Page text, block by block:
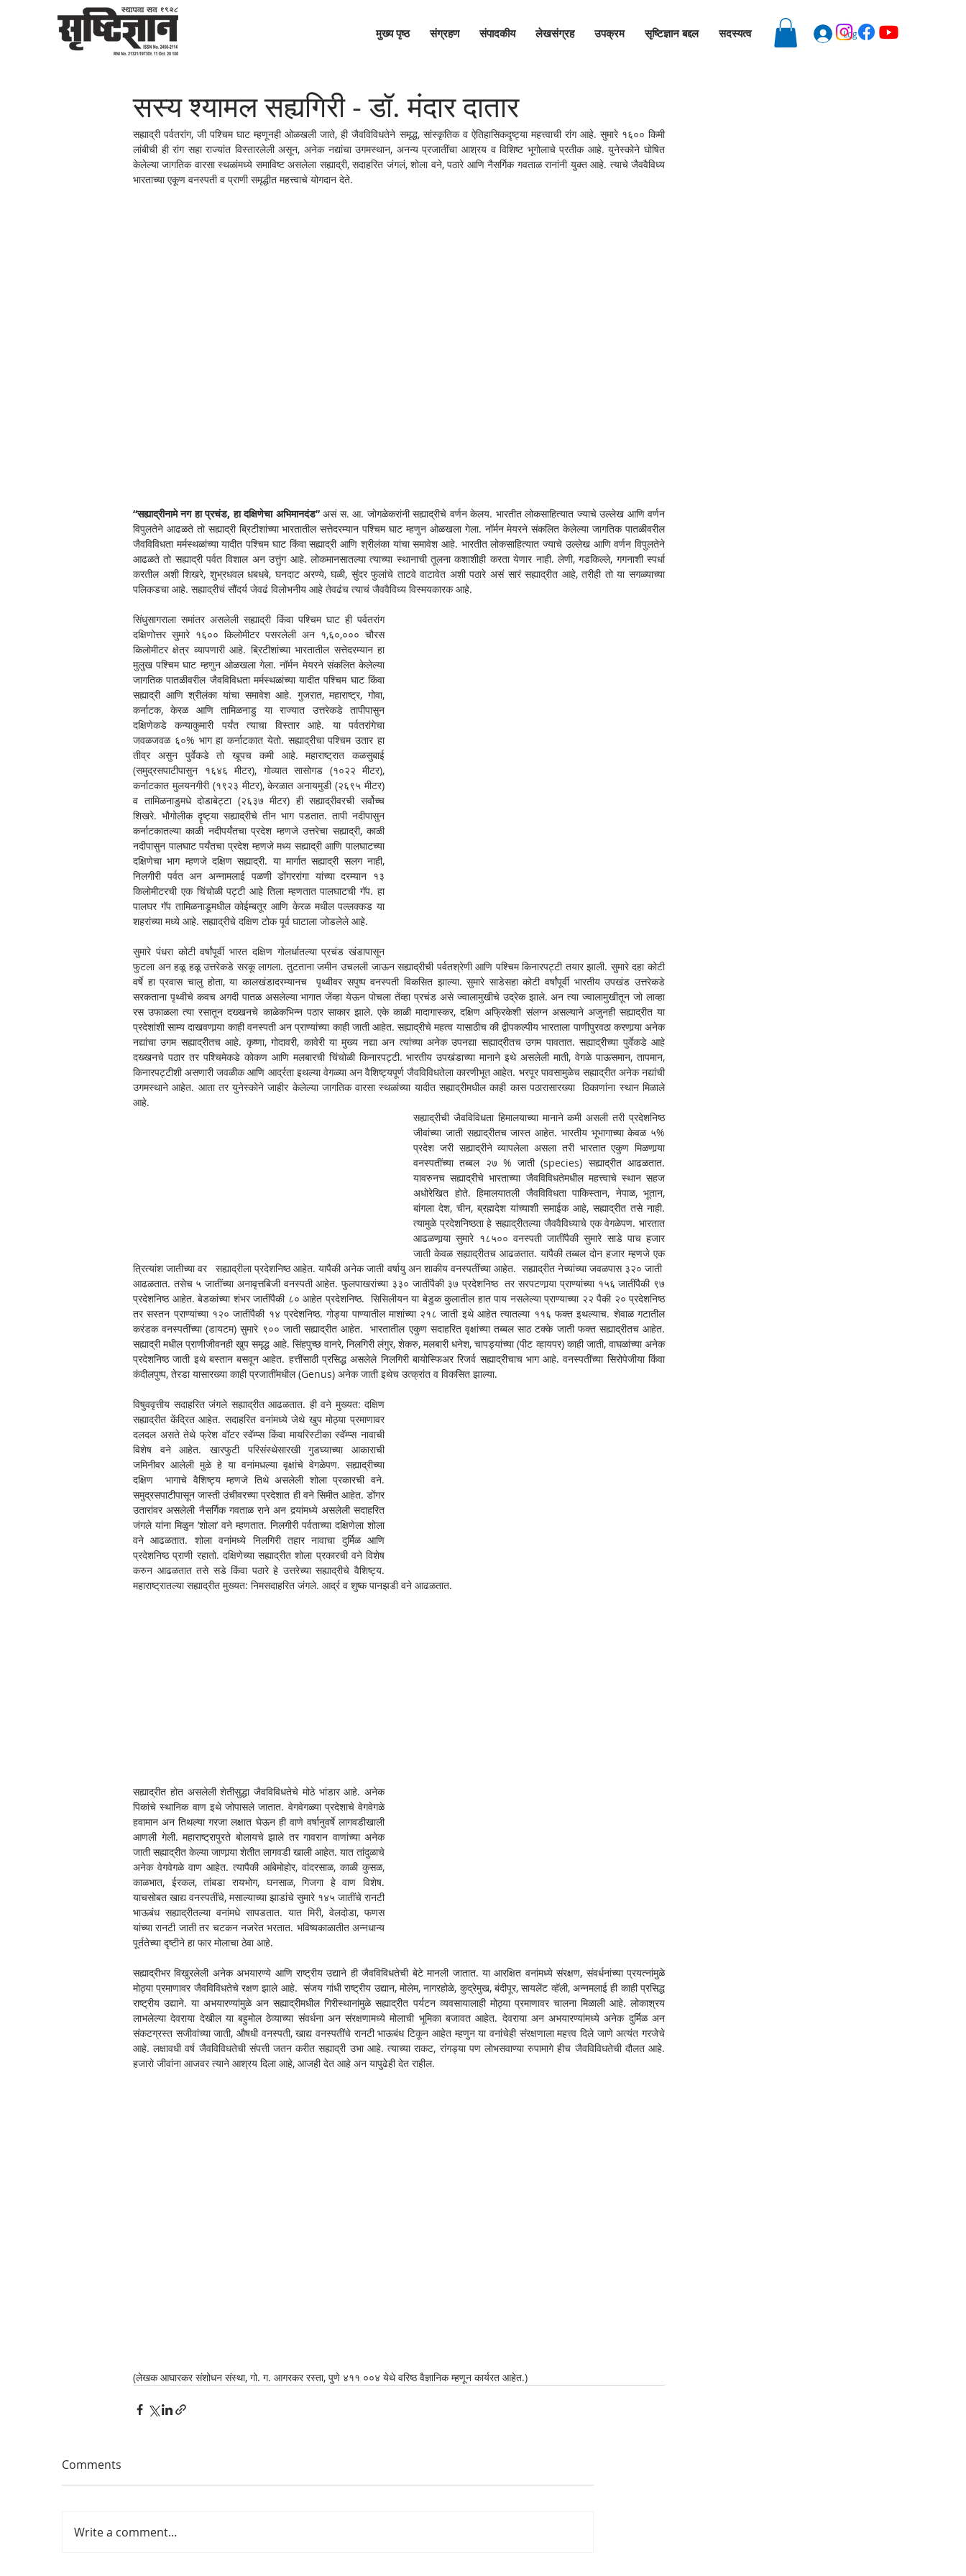
मुख्य पृष्ठ संग्रहण संपादकीय लेखसंग्रह उपक्रम सृष्टिज्ञान बद्दल सदस्यत्व Log In
सस्य श्यामल सह्यगिरी - डॉ. मंदार दातार
सह्याद्री पर्वतरांग, जी पश्चिम घाट म्हणूनही ओळखली जाते, ही जैवविविधतेने समृद्ध, सांस्कृतिक व ऐतिहासिकदृष्ट्या महत्त्वाची रांग आहे. सुमारे १६०० किमी
लांबीची ही रांग सहा राज्यांत विस्तारलेली असून, अनेक नद्यांचा उगमस्थान, अनन्य प्रजातींचा आश्रय व विशिष्ट भूगोलाचे प्रतीक आहे. युनेस्कोने घोषित
केलेल्या जागतिक वारसा स्थळांमध्ये समाविष्ट असलेला सह्याद्री, सदाहरित जंगलं, शोला वने, पठारे आणि नैसर्गिक गवताळ रानांनी युक्त आहे. त्याचे जैववैविध्य
भारताच्या एकूण वनस्पती व प्राणी समृद्धीत महत्त्वाचे योगदान देते.
“सह्याद्रीनामे नग हा प्रचंड, हा दक्षिणेचा अभिमानदंड” असं स. आ. जोगळेकरांनी सह्याद्रीचे वर्णन केलय. भारतीत लोकसाहित्यात ज्याचे उल्लेख आणि वर्णन
विपुलतेने आढळते तो सह्याद्री ब्रिटीशांच्या भारतातील सत्तेदरम्यान पश्चिम घाट म्हणुन ओळखला गेला. नॉर्मन मेयरने संकलित केलेल्या जागतिक पातळीवरील
जैवविविधता मर्मस्थळांच्या यादीत पश्चिम घाट किंवा सह्याद्री आणि श्रीलंका यांचा समावेश आहे. भारतीत लोकसाहित्यात ज्याचे उल्लेख आणि वर्णन विपुलतेने
आढळते तो सह्याद्री पर्वत विशाल अन उत्तुंग आहे. लोकमानसातल्या त्याच्या स्थानाची तूलना कशाशीही करता येणार नाही. लेणी, गडकिल्ले, गगनाशी स्पर्धा
करतील अशी शिखरे, शुभ्रधवल धबधबे, घनदाट अरण्ये, घळी, सुंदर फुलांचे ताटवे वाटावेत अशी पठारे असं सारं सह्याद्रीत आहे, तरीही तो या सगळ्याच्या
पलिकडचा आहे. सह्याद्रीचं सौंदर्य जेवढं विलोभनीय आहे तेवढंच त्याचं जैववैविध्य विस्मयकारक आहे.
सिंधुसागराला समांतर असलेली सह्याद्री किंवा पश्चिम घाट ही पर्वतरांग
दक्षिणोत्तर सुमारे १६०० किलोमीटर पसरलेली अन १,६०,००० चौरस
किलोमीटर क्षेत्र व्यापणारी आहे. ब्रिटीशांच्या भारतातील सत्तेदरम्यान हा
मुलुख पश्चिम घाट म्हणुन ओळखला गेला. नॉर्मन मेयरने संकलित केलेल्या
जागतिक पातळीवरील जैवविविधता मर्मस्थळांच्या यादीत पश्चिम घाट किंवा
सह्याद्री आणि श्रीलंका यांचा समावेश आहे. गुजरात, महाराष्ट्र, गोवा,
कर्नाटक, केरळ आणि तामिळनाडु या राज्यात उत्तरेकडे तापीपासुन
दक्षिणेकडे कन्याकुमारी पर्यंत त्याचा विस्तार आहे. या पर्वतरांगेचा
जवळजवळ ६०% भाग हा कर्नाटकात येतो. सह्याद्रीचा पश्चिम उतार हा
तीव्र असुन पुर्वेकडे तो खूपच कमी आहे. महाराष्ट्रात कळसुबाई
(समुद्रसपाटीपासुन १६४६ मीटर), गोव्यात सासोगड (१०२२ मीटर),
कर्नाटकात मुलयनगीरी (१९२३ मीटर), केरळात अनायमुडी (२६९५ मीटर)
व तामिळनाडुमधे दोडाबेट्टा (२६३७ मीटर) ही सह्याद्रीवरची सर्वोच्च
शिखरे. भौगोलीक दॄष्ट्या सह्याद्रीचे तीन भाग पडतात. तापी नदीपासुन
कर्नाटकातल्या काळी नदीपर्यंतचा प्रदेश म्हणजे उत्तरेचा सह्याद्री, काळी
नदीपासुन पालघाट पर्यंतचा प्रदेश म्हणजे मध्य सह्याद्री आणि पालघाटच्या
दक्षिणेचा भाग म्हणजे दक्षिण सह्याद्री. या मार्गात सह्याद्री सलग नाही,
निलगीरी पर्वत अन अन्नामलाई पळणी डोंगररांगा यांच्या दरम्यान १३
किलोमीटरची एक चिंचोळी पट्टी आहे तिला म्हणतात पालघाटची गॅप. हा
पालघर गॅप तामिळनाडूमधील कोईम्बतूर आणि केरळ मधील पल्लक्कड या
शहरांच्या मध्ये आहे. सह्याद्रीचे दक्षिण टोक पूर्व घाटाला जोडलेले आहे.
सुमारे पंधरा कोटी वर्षांपूर्वी भारत दक्षिण गोलर्धातल्या प्रचंड खंडापासून
फुटला अन हळू हळू उत्तरेकडे सरकू लागला. तुटताना जमीन उचलली जाऊन सह्याद्रीची पर्वतश्रेणी आणि पश्चिम किनारपट्टी तयार झाली. सुमारे दहा कोटी
वर्षे हा प्रवास चालु होता, या कालखंडादरम्यानच  पृथ्वीवर सपुष्प वनस्पती विकसित झाल्या. सुमारे साडेसहा कोटी वर्षांपूर्वी भारतीय उपखंड उत्तरेकडे
सरकताना पृथ्वीचे कवच अगदी पातळ असलेल्या भागात जेंव्हा येऊन पोचला तेंव्हा प्रचंड असे ज्वालामुखीचे उद्रेक झाले. अन त्या ज्वालामुखीतून जो लाव्हा
रस उफाळला त्या रसातून दख्खनचे काळेकभिन्न पठार साकार झाले. एके काळी मादागास्कर, दक्षिण अफ्रिकेशी संलग्न असल्याने अजुनही सह्याद्रीत या
प्रदेशांशी साम्य दाखवणार्‍या काही वनस्पती अन प्राण्यांच्या काही जाती आहेत. सह्याद्रीचे महत्व यासाठीच की द्वीपकल्पीय भारताला पाणीपुरवठा करणार्‍या अनेक
नद्यांचा उगम सह्याद्रीतच आहे. कृष्णा, गोदावरी, कावेरी या मुख्य नद्या अन त्यांच्या अनेक उपनद्या सह्याद्रीतच उगम पावतात. सह्याद्रीच्या पुर्वेकडे आहे
दख्खनचे पठार तर पश्चिमेकडे कोकण आणि मलबारची चिंचोळी किनारपट्टी. भारतीय उपखंडाच्या मानाने इथे असलेली माती, वेगळे पाऊसमान, तापमान,
किनारपट्टीशी असणारी जवळीक आणि आर्द्रता इथल्या वेगळ्या अन वैशिष्ट्यपूर्ण जैवविविधतेला कारणीभूत आहेत. भरपूर पावसामुळेच सह्याद्रीत अनेक नद्यांची
उगमस्थाने आहेत. आता तर युनेस्कोने जाहीर केलेल्या जागतिक वारसा स्थळांच्या यादीत सह्याद्रीमधील काही कास पठारासारख्या  ठिकाणांना स्थान मिळाले
आहे.
सह्याद्रीची जैवविविधता हिमालयाच्या मानाने कमी असली तरी प्रदेशनिष्ठ
जीवांच्या जाती सह्याद्रीतच जास्त आहेत. भारतीय भूभागाच्या केवळ ५%
प्रदेश जरी सह्याद्रीने व्यापलेला असला तरी भारतात एकुण मिळणार्‍या
वनस्पतींच्या तब्बल २७ % जाती (species) सह्याद्रीत आढळतात.
यावरुनच सह्याद्रीचे भारताच्या जैवविविधतेमधील महत्त्वाचे स्थान सहज
अधोरेखित होते. हिमालयातली जैवविविधता पाकिस्तान, नेपाळ, भूतान,
बांगला देश, चीन, ब्रह्मदेश यांच्याशी समाईक आहे, सह्याद्रीत तसे नाही.
त्यामुळे प्रदेशनिष्ठता हे सह्याद्रीतल्या जैववैविध्याचे एक वेगळेपण. भारतात
आढळणार्‍या सुमारे १८५०० वनस्पती जातींपैकी सुमारे साडे पाच हजार
जाती केवळ सह्याद्रीतच आढळतात. यापैकी तब्बल दोन हजार म्हणजे एक
त्रित्यांश जातीच्या वर   सह्याद्रीला प्रदेशनिष्ठ आहेत. यापैकी अनेक जाती वर्षायु अन शाकीय वनस्पतींच्या आहेत.  सह्याद्रीत नेच्यांच्या जवळपास ३२० जाती
आढळतात. तसेच ५ जातींच्या अनावृत्तबिजी वनस्पती आहेत. फुलपाखरांच्या ३३० जातींपैकी ३७ प्रदेशनिष्ठ  तर सरपटणार्‍या प्राण्यांच्या १५६ जातींपैकी ९७
प्रदेशनिष्ठ आहेत. बेडकांच्या शंभर जातींपैकी ८० आहेत प्रदेशनिष्ठ.  सिसिलीयन या बेडुक कुलातील हात पाय नसलेल्या प्राण्याच्या २२ पैकी २० प्रदेशनिष्ठ
तर सस्तन प्राण्यांच्या १२० जातींपैकी १४ प्रदेशनिष्ठ. गोड्या पाण्यातील माशांच्या २१८ जाती इथे आहेत त्यातल्या ११६ फक्त इथल्याच. शेवाळ गटातील
करंडक वनस्पतींच्या (डायटम) सुमारे ९०० जाती सह्याद्रीत आहेत.  भारतातील एकुण सदाहरित वृक्षांच्या तब्बल साठ टक्के जाती फक्त सह्याद्रीतच आहेत.
सह्याद्री मधील प्राणीजीवनही खुप समृद्ध आहे. सिंहपुच्छ वानरे, निलगिरी लंगुर, शेकरु, मलबारी धनेश, चापड्यांच्या (पीट व्हायपर) काही जाती, वाघळांच्या अनेक
प्रदेशनिष्ठ जाती इथे बस्तान बसवून आहेत. हत्तींसाठी प्रसिद्ध असलेले निलगिरी बायोस्फिअर रिजर्व सह्याद्रीचाच भाग आहे. वनस्पतींच्या सिरोपेजीया किंवा
कंदीलपुष्प, तेरडा यासारख्या काही प्रजातींमधील (Genus) अनेक जाती इथेच उत्क्रांत व विकसित झाल्या.
विषुववृत्तीय सदाहरित जंगले सह्याद्रीत आढळतात. ही वने मुख्यत: दक्षिण
सह्याद्रीत केंद्रित आहेत. सदाहरित वनांमध्ये जेथे खुप मोठ्या प्रमाणावर
दलदल असते तेथे फ्रेश वॉटर स्वॅम्प्स किंवा मायरिस्टीका स्वॅम्प्स नावाची
विशेष वने आहेत. खारफुटी परिसंस्थेसारखी गुडघ्याच्या आकाराची
जमिनीवर आलेली मुळे हे या वनांमधल्या वृक्षांचे वेगळेपण. सह्याद्रीच्या
दक्षिण  भागाचे वैशिष्ट्य म्हणजे तिथे असलेली शोला प्रकारची वने.
समुद्रसपाटीपासून जास्ती उंचीवरच्या प्रदेशात ही वने सिमीत आहेत. डोंगर
उतारांवर असलेली नैसर्गिक गवताळ राने अन दर्‍यांमध्ये असलेली सदाहरित
जंगले यांना मिळुन ’शोला’ वने म्हणतात. निलगीरी पर्वताच्या दक्षिणेला शोला
वने आढळतात. शोला वनांमध्ये निलगिरी तहार नावाचा दुर्मिळ आणि
प्रदेशनिष्ठ प्राणी रहातो. दक्षिणेच्या सह्याद्रीत शोला प्रकारची वने विशेष
करुन आढळतात तसे सडे किंवा पठारे हे उत्तरेच्या सह्याद्रीचे वैशिष्ट्य.
महाराष्ट्रातल्या सह्याद्रीत मुख्यत: निमसदाहरित जंगले. आर्द्र व शुष्क पानझडी वने आढळतात.
सह्याद्रीत होत असलेली शेतीसुद्धा जैवविविधतेचे मोठे भांडार आहे. अनेक
पिकांचे स्थानिक वाण इथे जोपासले जातात. वेगवेगळ्या प्रदेशाचे वेगवेगळे
हवामान अन तिथल्या गरजा लक्षात घेऊन ही वाणे वर्षानुवर्षे लागवडीखाली
आणली गेली. महाराष्ट्रापुरते बोलायचे झाले तर गावरान वाणांच्या अनेक
जाती सह्याद्रीत केल्या जाणार्‍या शेतीत लागवडी खाली आहेत. यात तांदुळाचे
अनेक वेगवेगळे वाण आहेत. त्यापैकी आंबेमोहोर, वांदरसाळ, काळी कुसळ,
काळभात, ईरकल, तांबडा रायभोग, घनसाळ, गिजगा हे वाण विशेष.
याचसोबत खाद्य वनस्पतींचे, मसाल्याच्या झाडांचे सुमारे १४५ जातींचे रानटी
भाऊबंध सह्याद्रीतल्या वनांमधे सापडतात. यात मिरी, वेलदोडा, फणस
यांच्या रानटी जाती तर चटकन नजरेत भरतात. भविष्यकाळातीत अन्नधान्य
पूर्ततेच्या दृष्टीने हा फार मोलाचा ठेवा आहे.
सह्याद्रीभर विखुरलेली अनेक अभयारण्ये आणि राष्ट्रीय उद्याने ही जैवविविधतेची बेटे मानली जातात. या आरक्षित वनांमध्ये संरक्षण, संवर्धनांच्या प्रयत्नांमुळे
मोठ्या प्रमाणावर जैवविविधतेचे रक्षण झाले आहे.  संजय गांधी राष्ट्रीय उद्यान, मोलेम, नागरहोळे, कुद्रेमुख, बंदीपूर, सायलेंट व्हॅली, अन्नमलाई ही काही प्रसिद्ध
राष्ट्रीय उद्याने. या अभयारण्यांमुळे अन सह्याद्रीमधील गिरीस्थानांमुळे सह्याद्रीत पर्यटन व्यवसायालाही मोठ्या प्रमाणावर चालना मिळाली आहे. लोकाश्रय
लाभलेल्या देवराया देखील या बहुमोल ठेव्याच्या संवर्धना अन संरक्षणामध्ये मोलाची भूमिका बजावत आहेत. देवराया अन अभयारण्यांमध्ये अनेक दुर्मिळ अन
संकटग्रस्त सजीवांच्या जाती, औषधी वनस्पती, खाद्य वनस्पतींचे रानटी भाऊबंध टिकून आहेत म्हणुन या वनांचेही संरक्षणाला महत्त्व दिले जाणे अत्यंत गरजेचे
आहे. लक्षावधी वर्ष जैवविविधतेची संपत्ती जतन करीत सह्याद्री उभा आहे. त्याच्या राकट, रांगड्या पण लोभसवाण्या रुपामागे हीच जैवविविधतेची दौलत आहे.
हजारो जीवांना आजवर त्याने आश्रय दिला आहे, आजही देत आहे अन यापुढेही देत राहील.
(लेखक आघारकर संशोधन संस्था, गो. ग. आगरकर रस्ता, पुणे ४११ ००४ येथे वरिष्ठ वैज्ञानिक म्हणून कार्यरत आहेत.)
Comments
Write a comment...